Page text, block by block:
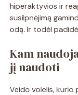
hiperaktyvios ir
susilpnėjimą
odą. Ir todėl
Kam
jį naudoti
Veido volelis, kurio